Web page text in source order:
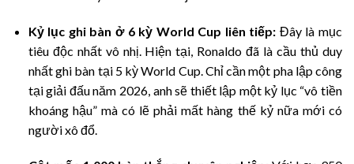
Kỷ lục ghi bàn ở 6 kỳ World Cup liên tiếp: Đây là mục
tiêu độc nhất vô nhị. Hiện tại, Ronaldo đã là cầu thủ duy
nhất ghi bàn tại 5 kỳ World Cup. Chỉ cần một pha lập công
tại giải đấu năm 2026, anh sẽ thiết lập một kỷ lục “vô tiền
khoáng hậu” mà có lẽ phải mất hàng thế kỷ nữa mới có
người xô đổ.